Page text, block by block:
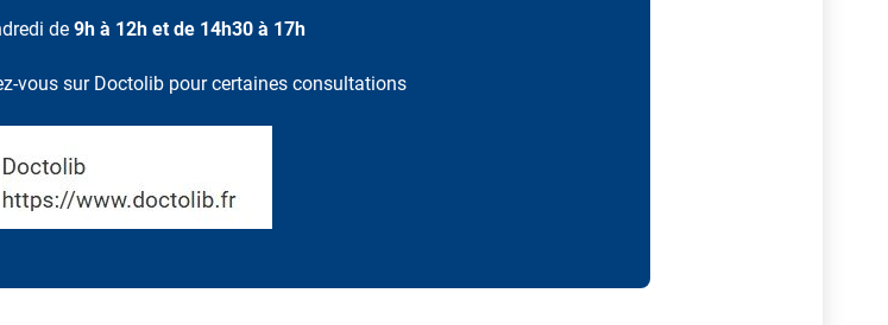
de 9h à 12h et de 14h30 à 17h
vous sur Doctolib pour certaines consultations